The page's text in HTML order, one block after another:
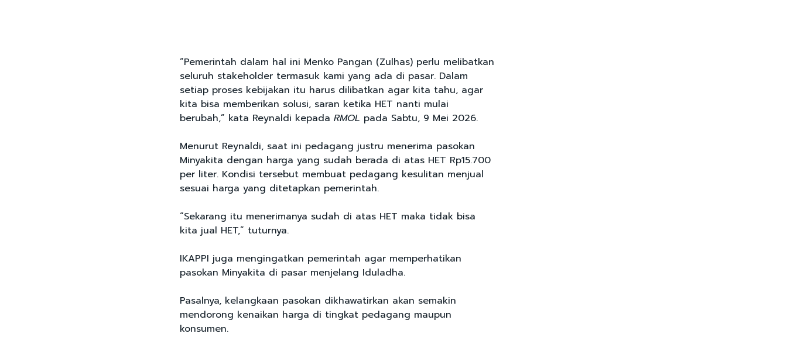
“Pemerintah dalam hal ini Menko Pangan (Zulhas) perlu melibatkan
seluruh stakeholder termasuk kami yang ada di pasar. Dalam
setiap proses kebijakan itu harus dilibatkan agar kita tahu, agar
kita bisa memberikan solusi, saran ketika HET nanti mulai
berubah,” kata Reynaldi kepada RMOL pada Sabtu, 9 Mei 2026.
Menurut Reynaldi, saat ini pedagang justru menerima pasokan
Minyakita dengan harga yang sudah berada di atas HET Rp15.700
per liter. Kondisi tersebut membuat pedagang kesulitan menjual
sesuai harga yang ditetapkan pemerintah.
“Sekarang itu menerimanya sudah di atas HET maka tidak bisa
kita jual HET,” tuturnya.
IKAPPI juga mengingatkan pemerintah agar memperhatikan
pasokan Minyakita di pasar menjelang Iduladha.
Pasalnya, kelangkaan pasokan dikhawatirkan akan semakin
mendorong kenaikan harga di tingkat pedagang maupun
konsumen.